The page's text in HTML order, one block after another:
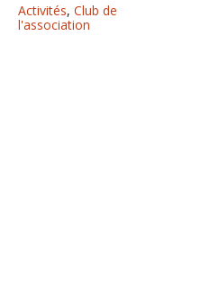
Activités, Club de
l'association